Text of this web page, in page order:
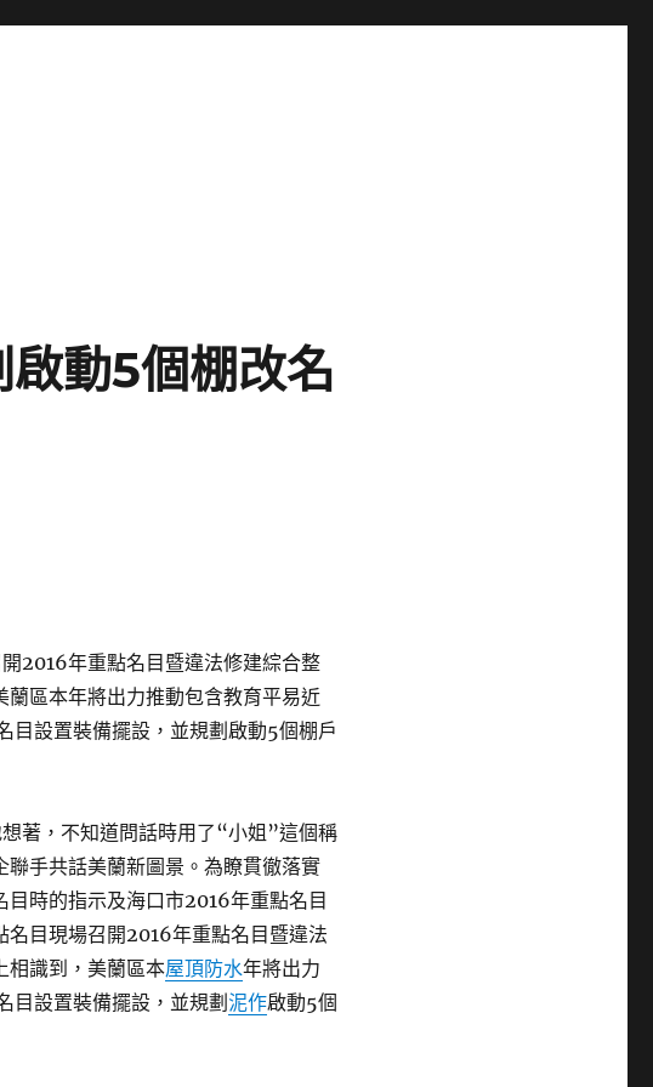
動5個棚改名
2016年重點名目暨違法修建綜合整
區本年將出力推動包含教育平易近
目設置裝備擺設，並規劃啟動5個棚戶
著，不知道問話時用了“小姐”這個稱
手共話美蘭新圖景。為瞭貫徹落實
時的指示及海口市2016年重點名目
名目現場召開2016年重點名目暨違法
相識到，美蘭區本屋頂防水年將出力
目設置裝備擺設，並規劃 泥作啟動5個